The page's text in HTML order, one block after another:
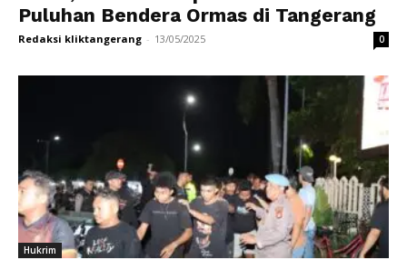
Puluhan Bendera Ormas di Tangerang
Redaksi kliktangerang - 13/05/2025 0
Hukrim